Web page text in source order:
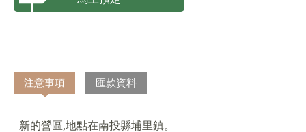
注意事項 匯款資料
新的營區,地點在南投縣埔里鎮。